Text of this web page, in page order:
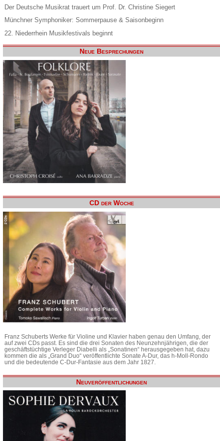
Der Deutsche Musikrat trauert um Prof. Dr. Christine Siegert
Münchner Symphoniker: Sommerpause & Saisonbeginn
22. Niederrhein Musikfestivals beginnt
Neue Besprechungen
CD der Woche
Franz Schuberts Werke für Violine und Klavier haben genau den Umfang, der
auf zwei CDs passt. Es sind die drei Sonaten des Neunzehnjährigen, die der
geschäftstüchtige Verleger Diabelli als „Sonatinen“ herausgegeben hat, dazu
kommen die als „Grand Duo“ veröffentlichte Sonate A-Dur, das h-Moll-Rondo
und die bedeutende C-Dur-Fantasie aus dem Jahr 1827.
Neuveröffentlichungen